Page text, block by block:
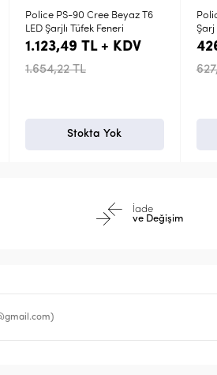
Beyaz T6
KDV
Police PS-1 Cree Beyaz Led
Şarj Edilebilir El Feneri
426,15 TL + KDV
İade
ve Değişim